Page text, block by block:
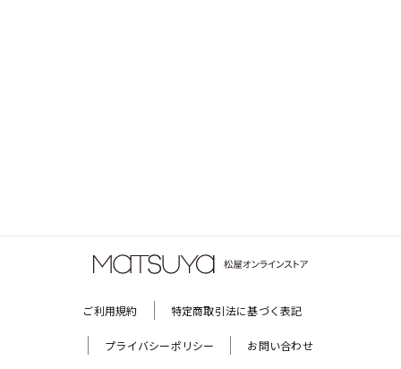
ご利用規約 特定商取引法に基づく表記
プライバシーポリシー お問い合わせ